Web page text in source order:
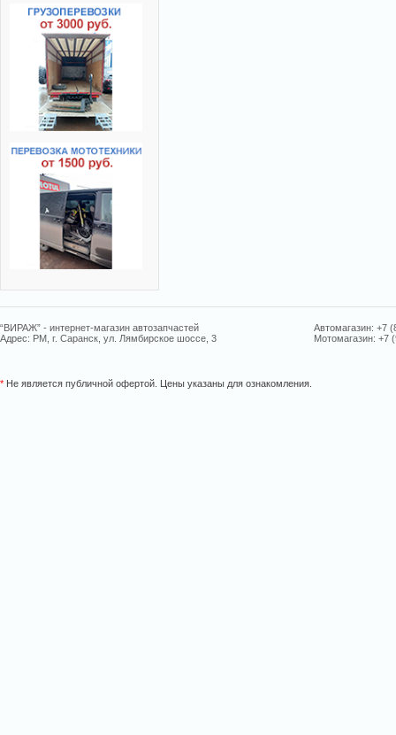
“ВИРАЖ” - интернет-магазин автозапчастей
Адрес: РМ, г. Саранск, ул. Лямбирское шоссе, 3
Автомагазин: +7
Мотомагазин: +7
* Не является публичной офертой. Цены указаны для ознакомления.